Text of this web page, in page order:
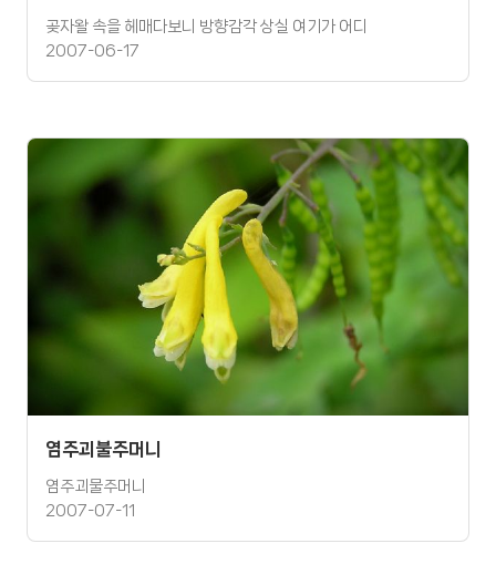
곶자왈 속을 헤매다보니 방향감각 상실 여기가 어디
2007-06-17
염주괴불주머니
염주괴물주머니
2007-07-11